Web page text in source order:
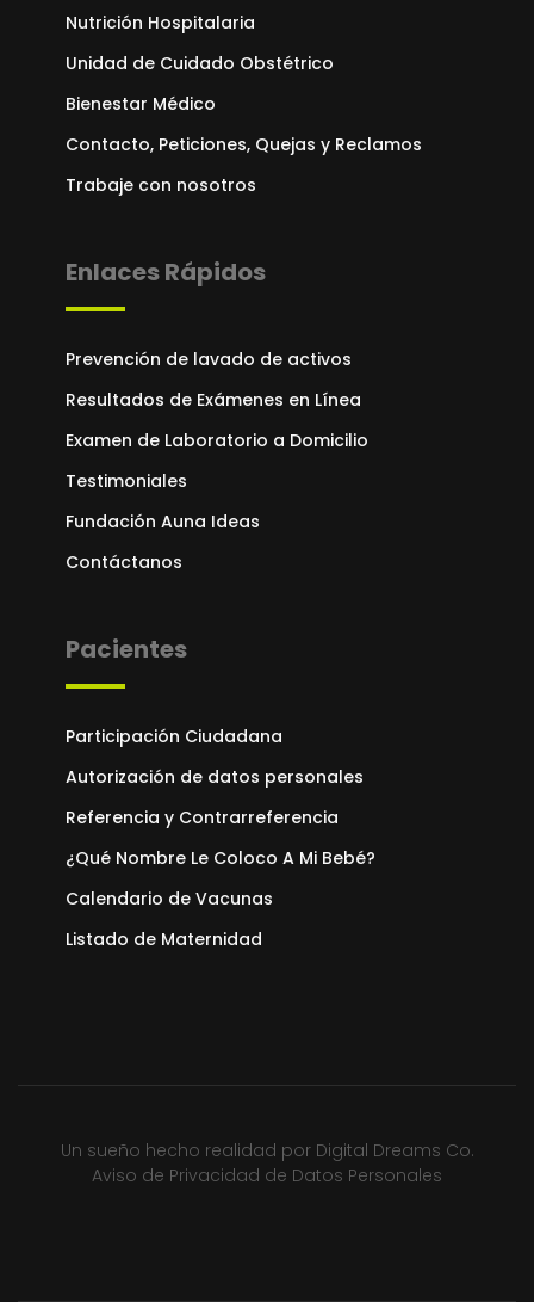
Nutrición Hospitalaria
Unidad de Cuidado Obstétrico
Bienestar Médico
Contacto, Peticiones, Quejas y Reclamos
Trabaje con nosotros
Enlaces Rápidos
Prevención de lavado de activos
Resultados de Exámenes en Línea
Examen de Laboratorio a Domicilio
Testimoniales
Fundación Auna Ideas
Contáctanos
Pacientes
Participación Ciudadana
Autorización de datos personales
Referencia y Contrarreferencia
¿Qué Nombre Le Coloco A Mi Bebé?
Calendario de Vacunas
Listado de Maternidad
Un sueño hecho realidad por Digital Dreams Co.
Aviso de Privacidad de Datos Personales